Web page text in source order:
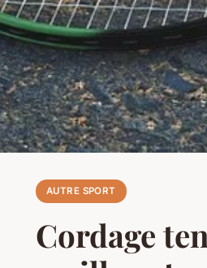
AUTRE SPORT
Cordage